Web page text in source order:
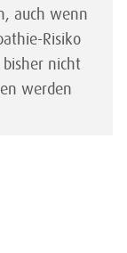
auch wenn
Risiko
nicht
werden